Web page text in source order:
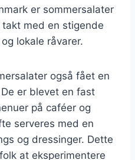
er sommersalater
med en stigende
lokale råvarer.
også fået en
er blevet en fast
på caféer og
serveres med en
og dressinger. Dette
at eksperimentere